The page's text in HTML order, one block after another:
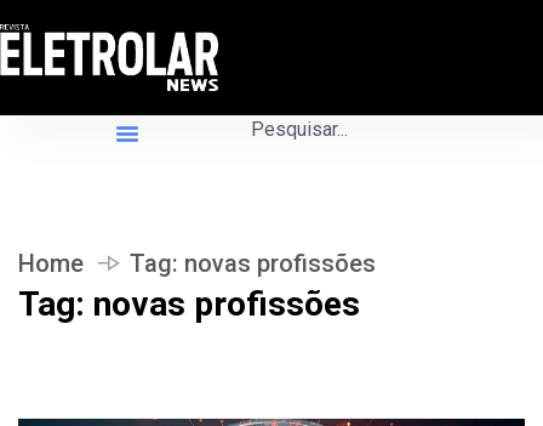
Home Tag: novas profissões
Tag: novas profissões